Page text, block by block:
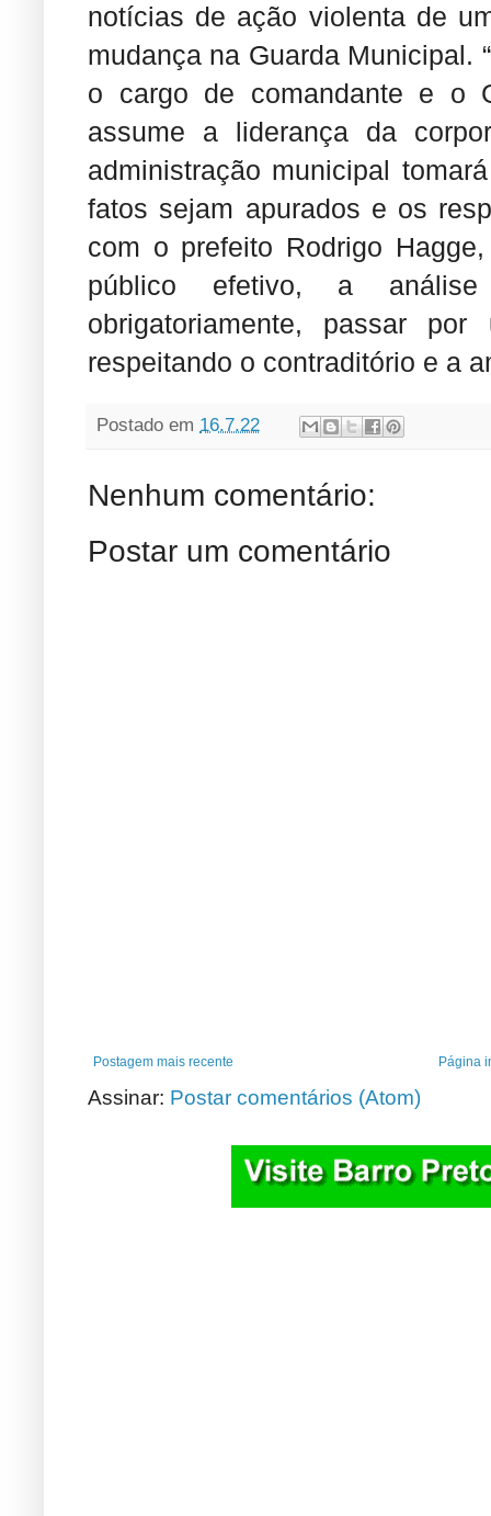
notícias de ação violenta de
mudança na Guarda Municipal.
o cargo de comandante e o
assume a liderança da
administração municipal
fatos sejam apurados e os
com o prefeito Rodrigo
público efetivo, a
obrigatoriamente, passar por
respeitando o contraditório e a
Postado em 16.7.22
Nenhum comentário:
Postar um comentário
Postagem mais recente Página
Assinar: Postar comentários (Atom)